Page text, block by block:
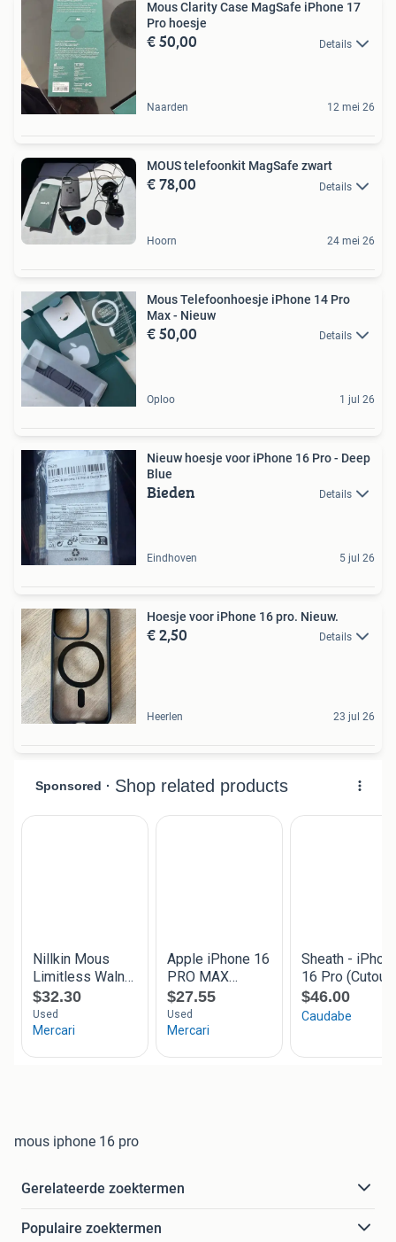
Mous Clarity Case MagSafe iPhone 17
Pro hoesje
€ 50,00 Details
Naarden 12 mei 26
MOUS telefoonkit MagSafe zwart
€ 78,00 Details
Hoorn 24 mei 26
Mous Telefoonhoesje iPhone 14 Pro
Max - Nieuw
€ 50,00 Details
Oploo 1 jul 26
Nieuw hoesje voor iPhone 16 Pro - Deep
Blue
Bieden Details
Eindhoven 5 jul 26
Hoesje voor iPhone 16 pro. Nieuw.
€ 2,50 Details
Heerlen 23 jul 26
mous iphone 16 pro
Gerelateerde zoektermen
Populaire zoektermen